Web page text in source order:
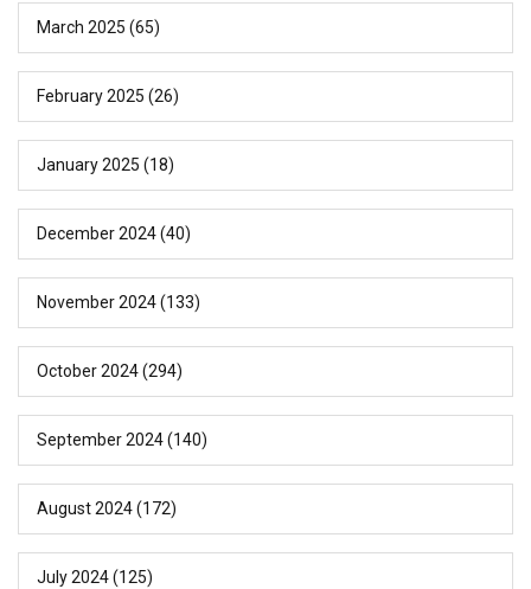
March 2025 (65)
February 2025 (26)
January 2025 (18)
December 2024(40)
November 2024(133)
October 2024(294)
September 2024(140)
August 2024(172)
July 2024(125)